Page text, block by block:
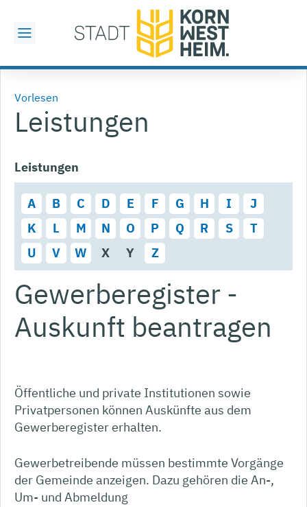
Vorlesen
Leistungen
Leistungen
A B C D E F G H I
J
K
L M N O P Q R S
T
U
V W X Y Z
Gewerberegister -
Auskunft beantragen
Öffentliche und private Institutionen sowie
Privatpersonen können Auskünfte aus dem
Gewerberegister erhalten.
Gewerbetreibende müssen bestimmte Vorgänge
der Gemeinde anzeigen. Dazu gehören die An-,
Um- und Abmeldung